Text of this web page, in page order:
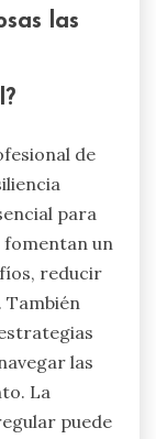
las
de
para
fomentan un
reducir
También
las
La
puede